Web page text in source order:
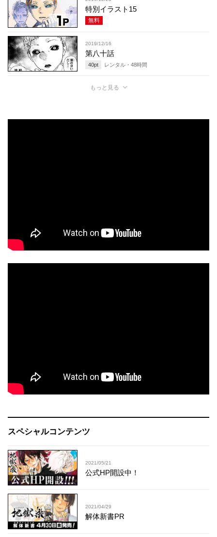
特別イラスト15
無料
2019/12/16
第八十話
40pt レンタル・ 48時間
もっと見る
スペシャルコンテンツ
2021/05/21
公式HP開設中！
2021/04/29
解体新書PR